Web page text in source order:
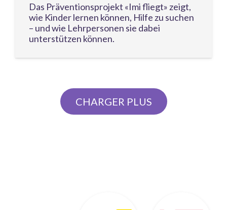
Das Präventionsprojekt «Imi fliegt» zeigt,
wie Kinder lernen können, Hilfe zu suchen
– und wie Lehrpersonen sie dabei
unterstützen können.
CHARGER PLUS